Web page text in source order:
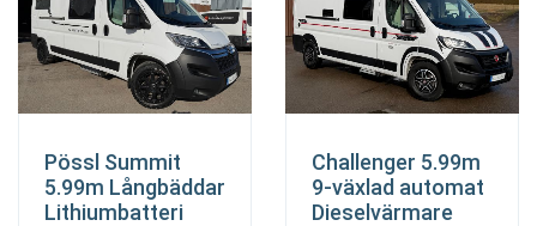
Pössl Summit
5.99m Långbäddar
Lithiumbatteri
Challenger 5.99m
9-växlad automat
Dieselvärmare